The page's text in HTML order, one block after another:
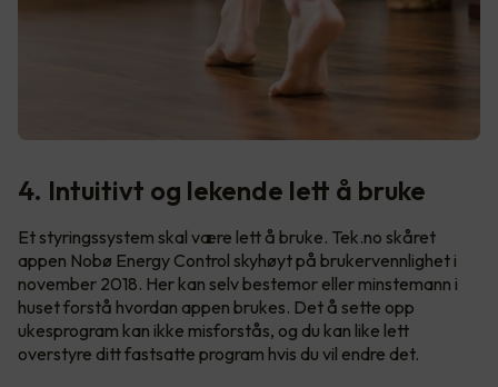
4. Intuitivt og lekende lett å bruke
Et styringssystem skal være lett å bruke. Tek.no skåret
appen Nobø Energy Control skyhøyt på brukervennlighet i
november 2018. Her kan selv bestemor eller minstemann i
huset forstå hvordan appen brukes. Det å sette opp
ukesprogram kan ikke misforstås, og du kan like lett
overstyre ditt fastsatte program hvis du vil endre det.